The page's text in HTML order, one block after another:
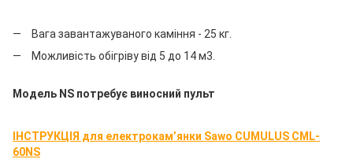
Вага завантажуваного каміння - 25 кг.
Можливість обігріву від 5 до 14 м3.
Модель NS потребує виносний пульт
ІНСТРУКЦІЯ для електрокам’янки Sawo CUMULUS CML-
60NS